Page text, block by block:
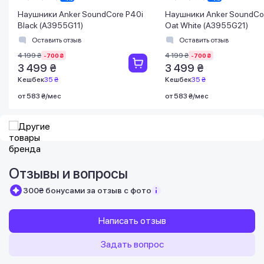
Наушники Anker SoundCore P40i
Black (A3955G11)
Оставить отзыв
4 199 ₴ -700 ₴
3 499 ₴
Кешбек35 ₴
от 583 ₴/мес
Наушники Anker
Oat White (A3955G21)
Оставить отзыв
4 199 ₴ -700 ₴
3 499 ₴
Кешбек35 ₴
от 583 ₴/мес
Отзывы и вопросы
300₴ бонусами за отзыв с фото
Написать отзыв
Задать вопрос